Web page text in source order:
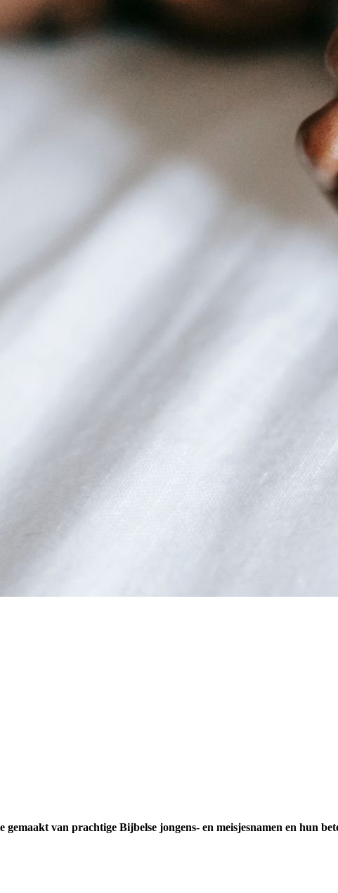
van prachtige Bijbelse jongens- en meisjesnamen en hun